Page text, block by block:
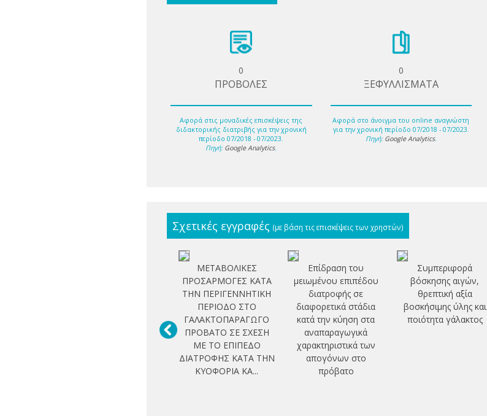
0
ΠΡΟΒΟΛΕΣ
Αφορά στις μοναδικές επισκέψεις της
διδακτορικής διατριβής για την χρονική
περίοδο 07/2018 - 07/2023.
Πηγή: Google Analytics.
0
ΞΕΦΥΛΛΙΣΜΑΤΑ
Αφορά στο άνοιγμα του online αναγνώστη
για την χρονική περίοδο 07/2018 - 07/2023.
Πηγή: Google Analytics.
Σχετικές εγγραφές (με βάση τις επισκέψεις των χρηστών)
ΜΕΤΑΒΟΛΙΚΕΣ
ΠΡΟΣΑΡΜΟΓΕΣ ΚΑΤΑ
ΤΗΝ ΠΕΡΙΓΕΝΝΗΤΙΚΗ
ΠΕΡΙΟΔΟ ΣΤΟ
ΓΑΛΑΚΤΟΠΑΡΑΓΩΓΟ
ΠΡΟΒΑΤΟ ΣΕ ΣΧΕΣΗ
ΜΕ ΤΟ ΕΠΙΠΕΔΟ
ΔΙΑΤΡΟΦΗΣ ΚΑΤΑ ΤΗΝ
ΚΥΟΦΟΡΙΑ ΚΑ...
Επίδραση του
μειωμένου επιπέδου
διατροφής σε
διαφορετικά στάδια
κατά την κύηση στα
αναπαραγωγικά
χαρακτηριστικά των
απογόνων στο
πρόβατο
Συμπεριφορά
βόσκησης αιγών,
θρεπτική αξία
βοσκήσιμης ύλης και
ποιότητα γάλακτος